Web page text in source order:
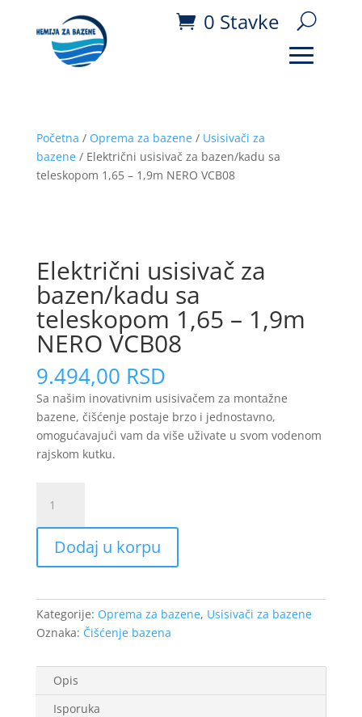
0 Stavke
Početna / Oprema za bazene/ Usisivači za
bazene/ Električni usisivač za bazen/kadu sa
teleskopom 1,65 – 1,9m NERO VCB08
Električni usisivač za
bazen/kadu sa
teleskopom 1,65 – 1,9m
NERO VCB08
9.494,00 RSD
Sa našim inovativnim usisivačem za montažne
bazene, čišćenje postaje brzo i jednostavno,
omogućavajući vam da više uživate u svom vodenom
rajskom kutku.
usisivač
za
bazen/kadu
sa
1,65
-
1,9m
VCB08
količina
Dodaj u korpu
Kategorije: Oprema za bazene, Usisivači za bazene
Oznaka: Čišćenje bazena
Opis
Isporuka